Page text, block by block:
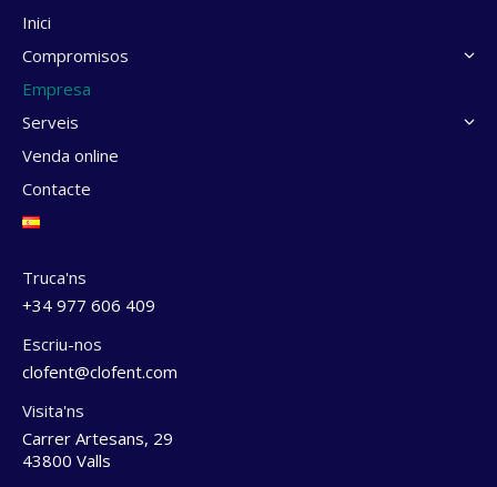
Inici
Compromisos
Empresa
Serveis
Venda online
Contacte
Truca'ns
+34 977 606 409
Escriu-nos
clofent@clofent.com
Visita'ns
Carrer Artesans, 29
43800 Valls